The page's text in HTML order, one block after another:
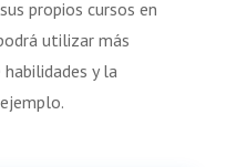
propios cursos en
utilizar más
y la